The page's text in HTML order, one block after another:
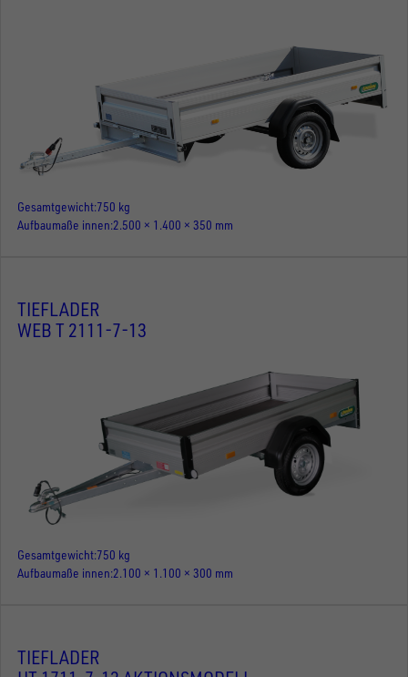
Gesamtgewicht 750 kg
Aufbaumaße innen 2.500 × 1.400 × 350 mm
TIEFLADER
WEB T 2111-7-13
Gesamtgewicht 750 kg
Aufbaumaße innen 2.100 × 1.100 × 300 mm
TIEFLADER